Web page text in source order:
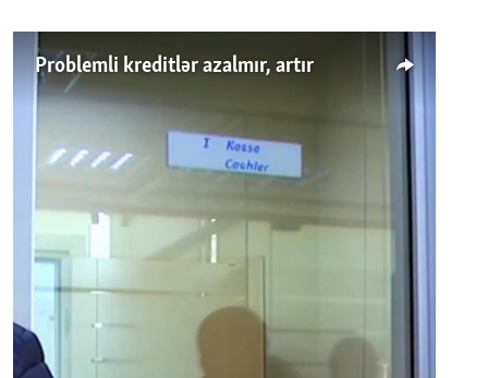
Problemli kreditlər azalmır, artır